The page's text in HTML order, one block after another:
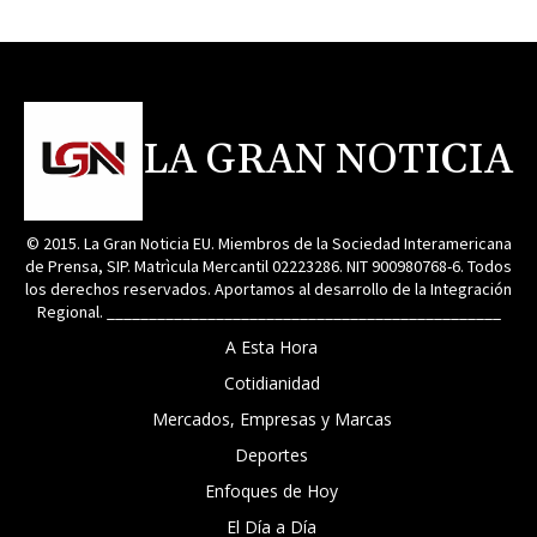
LA GRAN NOTICIA
© 2015. La Gran Noticia EU. Miembros de la Sociedad Interamericana
de Prensa, SIP. Matrìcula Mercantil 02223286. NIT 900980768-6. Todos
los derechos reservados. Aportamos al desarrollo de la Integración
Regional. _______________________________________________
A Esta Hora
Cotidianidad
Mercados, Empresas y Marcas
Deportes
Enfoques de Hoy
El Día a Día